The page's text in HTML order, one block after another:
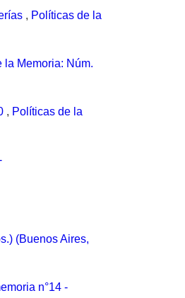
, Políticas de la
la Memoria: Núm.
, Políticas de la
(Buenos Aires,
n°14 -